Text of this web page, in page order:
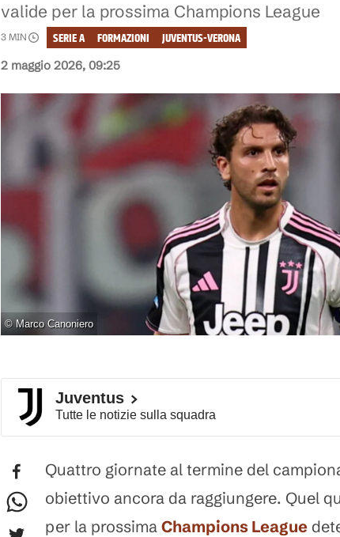
valide per la prossima Champions League
2 maggio 2026, 09:25
3 MIN JUVENTUS-VERONA
FORMAZIONI
SERIE A
©Marco Canoniero
Juventus
Tutte le notizie sulla squadra
Quattro giornate al termine del
obiettivo ancora da raggiungere. Quel
per la prossima Champions League